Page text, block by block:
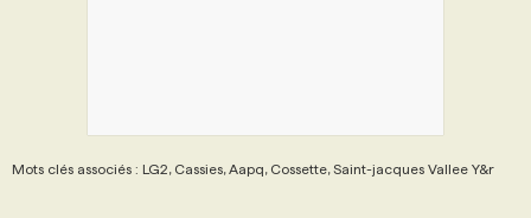
Mots clés associés : LG2, Cassies, Aapq, Cossette, Saint-jacques Vallee Y&r